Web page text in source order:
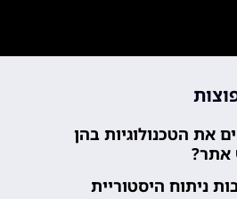
את הטכנולוגיות בהן
וטכניקות לזיהוי אוטומטי
ניתוח היסטוריית